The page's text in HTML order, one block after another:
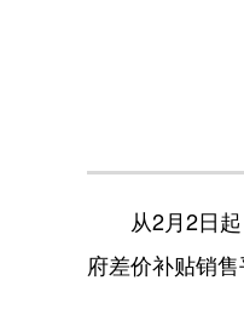
从2月2日起
府差价补贴销售